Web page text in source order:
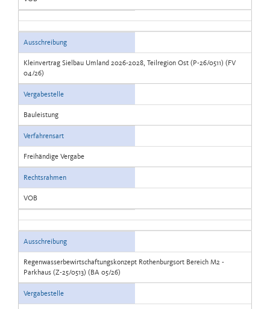
Ausschreibung
Kleinvertrag Sielbau Umland 2026-2028, Teilregion Ost (P-26/0511) (FV
04/26)
Vergabestelle
Bauleistung
Verfahrensart
Freihändige Vergabe
Rechtsrahmen
VOB
Ausschreibung
Regenwasserbewirtschaftungskonzept Rothenburgsort Bereich M2 -
Parkhaus (Z-25/0513) (BA 05/26)
Vergabestelle